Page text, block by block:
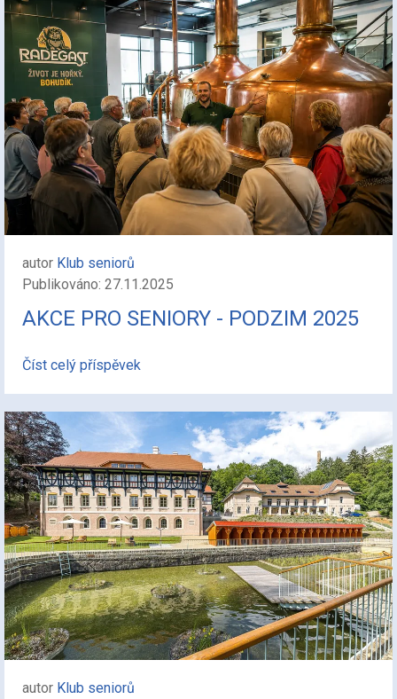
autor Klub seniorů
Publikováno: 27.11.2025
AKCE PRO SENIORY - PODZIM 2025
Číst celý příspěvek
autor Klub seniorů